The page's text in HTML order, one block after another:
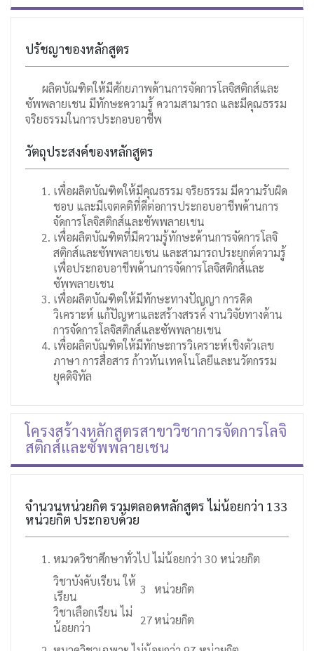
ปรัชญาของหลักสูตร
ผลิตบัณฑิตให้มีศักยภาพด้านการจัดการโลจิสติกส์และ
ซัพพลายเชน มีทักษะความรู้ ความสามารถ และมีคุณธรรม
จริยธรรมในการประกอบอาชีพ
วัตถุประสงค์ของหลักสูตร
เพื่อผลิตบัณฑิตให้มีคุณธรรม จริยธรรม มีความรับผิด
ชอบ และมีเจตคติที่ดีต่อการประกอบอาชีพด้านการ
จัดการโลจิสติกส์และซัพพลายเชน
เพื่อผลิตบัณฑิตที่มีความรู้ทักษะด้านการจัดการโลจิ
สติกส์และซัพพลายเชน และสามารถประยุกต์ความรู้
เพื่อประกอบอาชีพด้านการจัดการโลจิสติกส์และ
ซัพพลายเชน
เพื่อผลิตบัณฑิตให้มีทักษะทางปัญญา การคิด
วิเคราะห์ แก้ปัญหาและสร้างสรรค์ งานวิจัยทางด้าน
การจัดการโลจิสติกส์และซัพพลายเชน
เพื่อผลิตบัณฑิตให้มีทักษะการวิเคราะห์เชิงตัวเลข
ภาษา การสื่อสาร ก้าวทันเทคโนโลยีและนวัตกรรม
ยุคดิจิทัล
โครงสร้างหลักสูตรสาขาวิชาการจัดการโลจิ
สติกส์และซัพพลายเชน
จำนวนหน่วยกิต รวมตลอดหลักสูตร ไม่น้อยกว่า 133
หน่วยกิต ประกอบด้วย
หมวดวิชาศึกษาทั่วไป ไม่น้อยกว่า 30 หน่วยกิต
วิชาบังคับเรียน ให้
เรียน
3
หน่วยกิต
วิชาเลือกเรียน ไม่
น้อยกว่า
27หน่วยกิต